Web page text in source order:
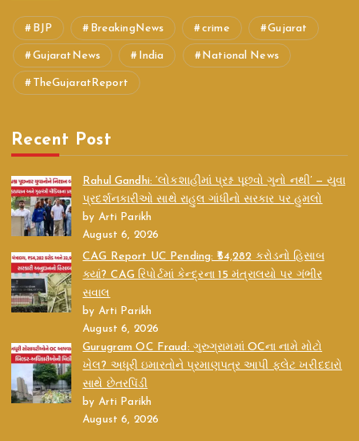
BJP BreakingNews crime Gujarat
GujaratNews India National News
TheGujaratReport
Recent Post
Rahul Gandhi: ‘લોકશાહીમાં પ્રશ્ન પૂછવો ગુનો નથી’ — યુવા
પ્રદર્શનકારીઓ સાથે રાહુલ ગાંધીનો સરકાર પર હુમલો
by Arti Parikh
August 6, 2026
CAG Report UC Pending: ₹54,282 કરોડનો હિસાબ
ક્યાં? CAG રિપોર્ટમાં કેન્દ્રના 15 મંત્રાલયો પર ગંભીર
સવાલ
by Arti Parikh
August 6, 2026
Gurugram OC Fraud: ગુરુગ્રામમાં OCના નામે મોટો
ખેલ? અધૂરી ઇમારતોને પ્રમાણપત્ર આપી ફ્લેટ ખરીદદારો
સાથે છેતરપિંડી
by Arti Parikh
August 6, 2026